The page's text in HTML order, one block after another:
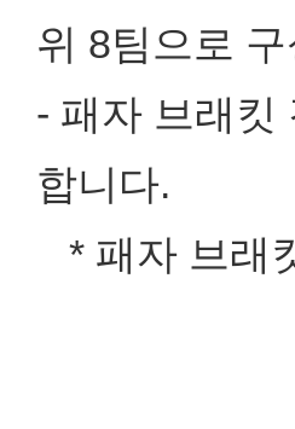
위 8팀으로
- 패자 브래킷
합니다.
* 패자 브래